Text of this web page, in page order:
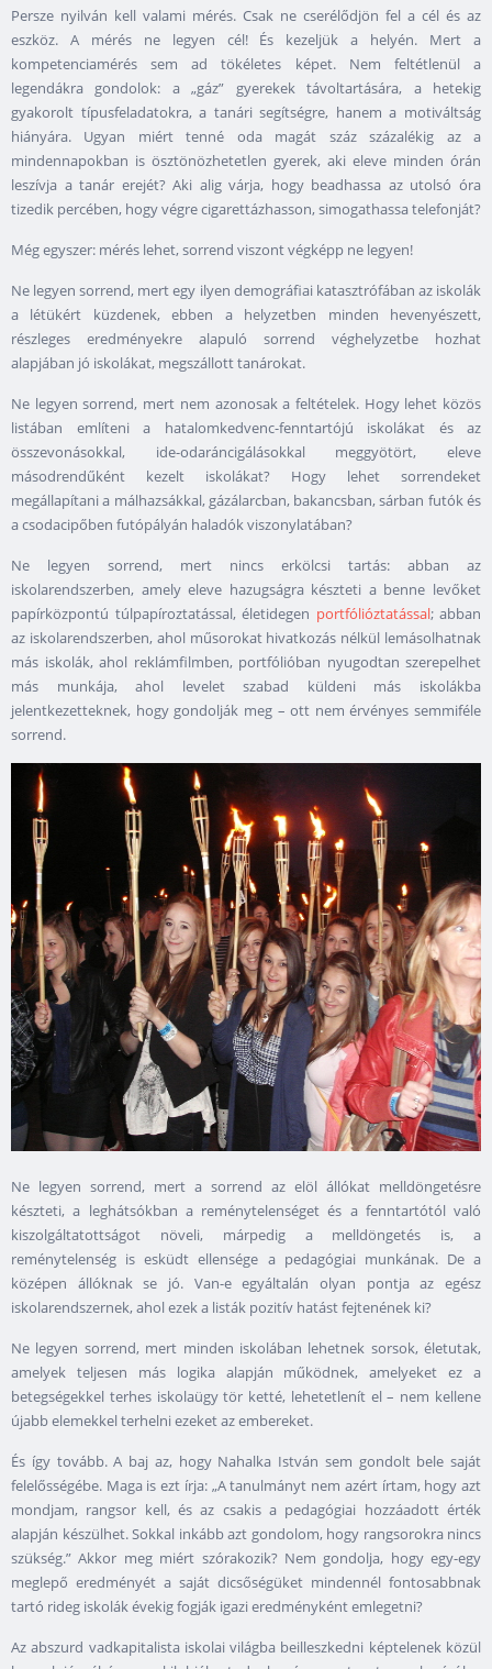
Persze nyilván kell valami mérés. Csak ne cserélődjön fel a cél és az
eszköz. A mérés ne legyen cél! És kezeljük a helyén. Mert a
kompetenciamérés sem ad tökéletes képet. Nem feltétlenül a
legendákra gondolok: a „gáz” gyerekek távoltartására, a hetekig
gyakorolt típusfeladatokra, a tanári segítségre, hanem a motiváltság
hiányára. Ugyan miért tenné oda magát száz százalékig az a
mindennapokban is ösztönözhetetlen gyerek, aki eleve minden órán
leszívja a tanár erejét? Aki alig várja, hogy beadhassa az utolsó óra
tizedik percében, hogy végre cigarettázhasson, simogathassa telefonját?
Még egyszer: mérés lehet, sorrend viszont végképp ne legyen!
Ne legyen sorrend, mert egy ilyen demográfiai katasztrófában az iskolák
a létükért küzdenek, ebben a helyzetben minden hevenyészett,
részleges eredményekre alapuló sorrend véghelyzetbe hozhat
alapjában jó iskolákat, megszállott tanárokat.
Ne legyen sorrend, mert nem azonosak a feltételek. Hogy lehet közös
listában említeni a hatalomkedvenc-fenntartójú iskolákat és az
összevonásokkal, ide-odaráncigálásokkal meggyötört, eleve
másodrendűként kezelt iskolákat? Hogy lehet sorrendeket
megállapítani a málhazsákkal, gázálarcban, bakancsban, sárban futók és
a csodacipőben futópályán haladók viszonylatában?
Ne legyen sorrend, mert nincs erkölcsi tartás: abban az
iskolarendszerben, amely eleve hazugságra készteti a benne levőket
papírközpontú túlpapíroztatással, életidegen portfólióztatással; abban
az iskolarendszerben, ahol műsorokat hivatkozás nélkül lemásolhatnak
más iskolák, ahol reklámfilmben, portfólióban nyugodtan szerepelhet
más munkája, ahol levelet szabad küldeni más iskolákba
jelentkezetteknek, hogy gondolják meg – ott nem érvényes semmiféle
sorrend.
Ne legyen sorrend, mert a sorrend az elöl állókat melldöngetésre
készteti, a leghátsókban a reménytelenséget és a fenntartótól való
kiszolgáltatottságot növeli, márpedig a melldöngetés is, a
reménytelenség is esküdt ellensége a pedagógiai munkának. De a
középen állóknak se jó. Van-e egyáltalán olyan pontja az egész
iskolarendszernek, ahol ezek a listák pozitív hatást fejtenének ki?
Ne legyen sorrend, mert minden iskolában lehetnek sorsok, életutak,
amelyek teljesen más logika alapján működnek, amelyeket ez a
betegségekkel terhes iskolaügy tör ketté, lehetetlenít el – nem kellene
újabb elemekkel terhelni ezeket az embereket.
És így tovább. A baj az, hogy Nahalka István sem gondolt bele saját
felelősségébe. Maga is ezt írja: „A tanulmányt nem azért írtam, hogy azt
mondjam, rangsor kell, és az csakis a pedagógiai hozzáadott érték
alapján készülhet. Sokkal inkább azt gondolom, hogy rangsorokra nincs
szükség.” Akkor meg miért szórakozik? Nem gondolja, hogy egy-egy
meglepő eredményét a saját dicsőségüket mindennél fontosabbnak
tartó rideg iskolák évekig fogják igazi eredményként emlegetni?
Az abszurd vadkapitalista iskolai világba beilleszkedni képtelenek közül